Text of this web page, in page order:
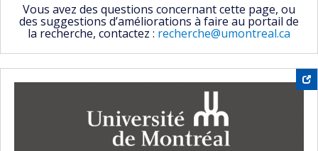
Vous avez des questions concernant cette page, ou
des suggestions d’améliorations à faire au portail de
la recherche, contactez : recherche@umontreal.ca